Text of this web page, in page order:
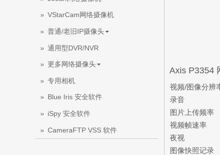
VStarCam网络摄像机
普通/老旧IP摄像头
通用型DVR/NVR
更多网络摄像头
专用相机
Blue Iris 安全软件
iSpy 安全软件
CameraFTP VSS 软件
Axis P3354
视频/图像分辨
录音
图片上传频率
视频帧速率
夜视
图像快照记录